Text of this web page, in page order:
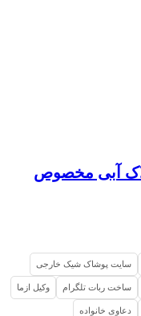
لاک آبی مخصوص
سایت پوشاک شیک خارجی
ساخت ربات تلگرام وکیل ازما
دعاوی خانواده